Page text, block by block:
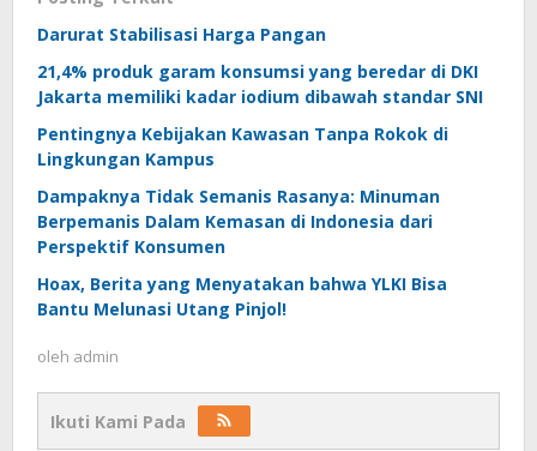
Darurat Stabilisasi Harga Pangan
21,4% produk garam konsumsi yang beredar di DKI
Jakarta memiliki kadar iodium dibawah standar SNI
Pentingnya Kebijakan Kawasan Tanpa Rokok di
Lingkungan Kampus
Dampaknya Tidak Semanis Rasanya: Minuman
Berpemanis Dalam Kemasan di Indonesia dari
Perspektif Konsumen
Hoax, Berita yang Menyatakan bahwa YLKI Bisa
Bantu Melunasi Utang Pinjol!
oleh admin
Ikuti Kami Pada